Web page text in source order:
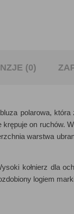
(0)
polarowa,
on ruchów.
warstwa
kołnierz dla
logiem